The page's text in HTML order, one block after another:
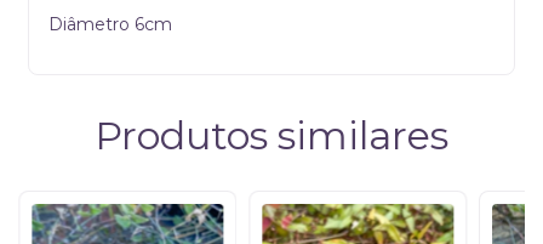
Diâmetro 6cm
Produtos similares